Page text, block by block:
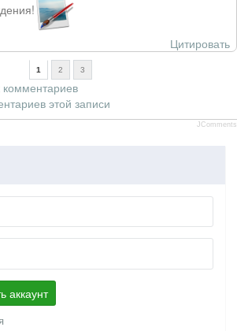
Цитировать
1 2 3
комментариев
этой записи
JComments
аккаунт